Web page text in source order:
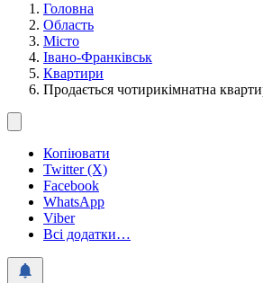
Головна
Область
Місто
Івано-Франківськ
Квартири
Продається чотирикімнатна
Копіювати
Twitter (X)
Facebook
WhatsApp
Viber
Всі додатки…